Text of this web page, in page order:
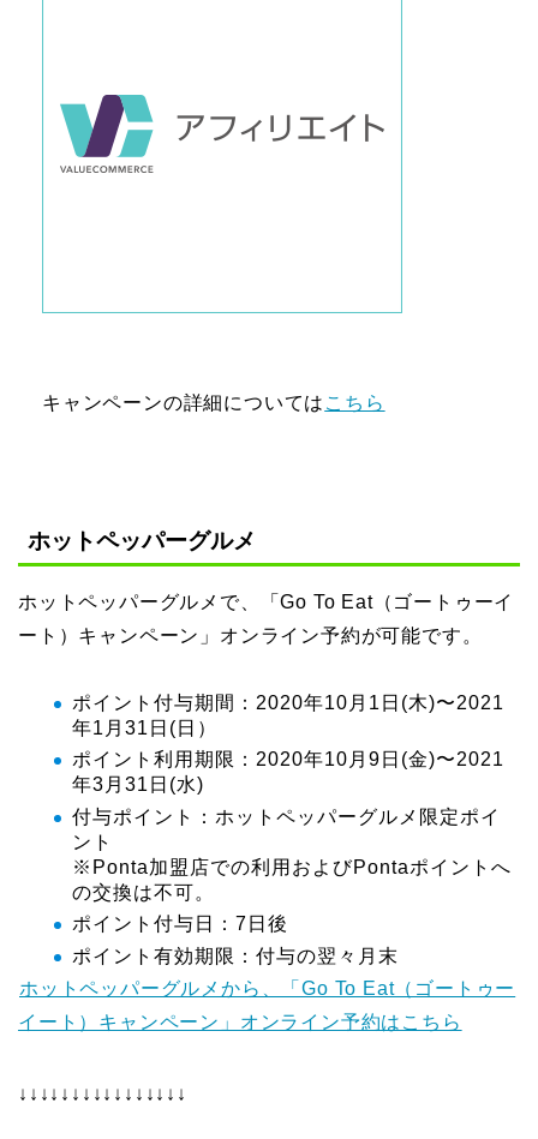
キャンペーンの詳細については こちら
ホットペッパーグルメ
ホットペッパーグルメで、「Go To Eat（ゴートゥーイ
ート）キャンペーン」オンライン予約が可能です。
ポイント付与期間：2020年10月1日(木)〜2021
年1月31日(日）
ポイント利用期限：2020年10月9日(金)〜2021
年3月31日(水)
付与ポイント：ホットペッパーグルメ限定ポイ
ント
※Ponta加盟店での利用およびPontaポイントへ
の交換は不可。
ポイント付与日：7日後
ポイント有効期限：付与の翌々月末
ホットペッパーグルメから、「Go To Eat（ゴートゥー
イート）キャンペーン」オンライン予約はこちら
↓↓↓↓↓↓↓↓↓↓↓↓↓↓↓↓